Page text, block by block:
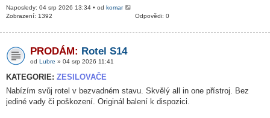
Naposledy: 04 srp 2026 13:34 • od komar
Odpovědi: 0
Zobrazení: 1392
PRODÁM: Rotel S14
od Lubre » 04 srp 2026 11:41
KATEGORIE: ZESILOVAČE
Nabízím svůj rotel v bezvadném stavu. Skvělý all in one přístroj. Bez
jediné vady či poškození. Originál balení k dispozici.